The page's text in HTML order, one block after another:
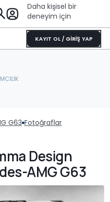
Daha kişisel bir
deneyim için
KAYIT OL / GİRİŞ YAP
G63 Fotoğraflar
Design
AMG G63